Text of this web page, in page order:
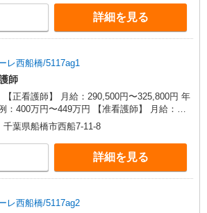
す。 ◎残業時は別途時間外手当支給（超過1
分〜） ◎賞与 基本給2.08ヶ月分/年支給
詳細を見る
西船橋/5117ag1
師
【正看護師】 月給：290,500円〜325,800円 年
400万円〜449万円 【准看護師】 月給：
円〜300,100円 年収例：364万円〜413万円
】あり（年2回） ※月給は職務手当、働き
向上手当、日祝手当（月平均2回分）等、 毎
均的に支払われる手当を含みます。 ◎月給は
により異なります。 ◎残業時は別途時間外手
給
千葉県船橋市西船7-11-8
詳細を見る
西船橋/5117ag2